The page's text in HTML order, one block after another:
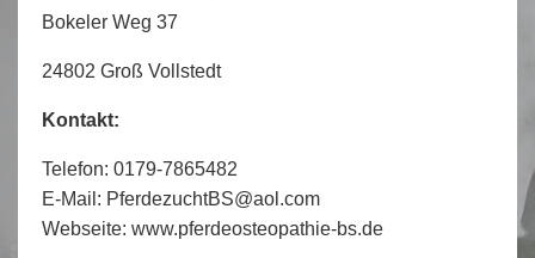
Bokeler Weg 37
24802 Groß Vollstedt
Kontakt:
Telefon: 0179-7865482
E-Mail: PferdezuchtBS@aol.com
Webseite: www.pferdeosteopathie-bs.de